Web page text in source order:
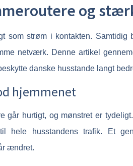
og
som strøm i kontakten.
netværk. Denne artikel
danske husstande langt
hjemmenet
går hurtigt, og mønstret er
hele husstandens trafik. Et
ændret.